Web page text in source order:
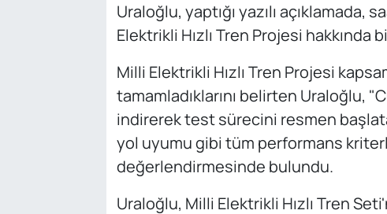
Uraloğlu, yaptığı yazılı açıklamada,
Elektrikli Hızlı Tren Projesi hakkında
Milli Elektrikli Hızlı Tren Projesi
tamamladıklarını belirten Uraloğlu,
indirerek test sürecini resmen
yol uyumu gibi tüm performans
değerlendirmesinde bulundu.
Uraloğlu, Milli Elektrikli Hızlı Tren